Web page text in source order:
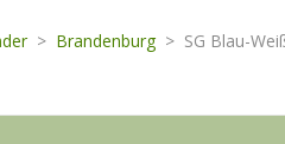
> Brandenburg > SG Blau-